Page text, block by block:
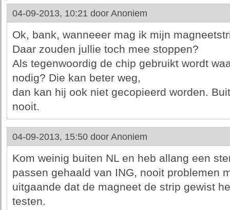
04-09-2013, 10:21 door Anoniem
Ok, bank, wanneeer mag ik mijn
Daar zouden jullie toch mee stoppen?
Als tegenwoordig de chip gebruikt wordt
nodig? Die kan beter weg,
dan kan hij ook niet gecopieerd worden.
nooit.
04-09-2013, 15:50 door Anoniem
Kom weinig buiten NL en heb allang een
passen gehaald van ING, nooit problemen
uitgaande dat de magneet de strip gewist
testen.